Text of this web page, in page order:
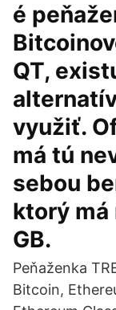
é
QT,
využiť.
má tú
sebou
ktorý
GB.
Peňaženka
Bitcoin,